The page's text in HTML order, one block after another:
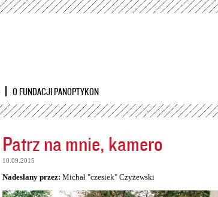
Przejdź
O FUNDACJI PANOPTYKON
Patrz na mnie, kamero
10.09.2015
Nadesłany przez: Michał "czesiek" Czyżewski